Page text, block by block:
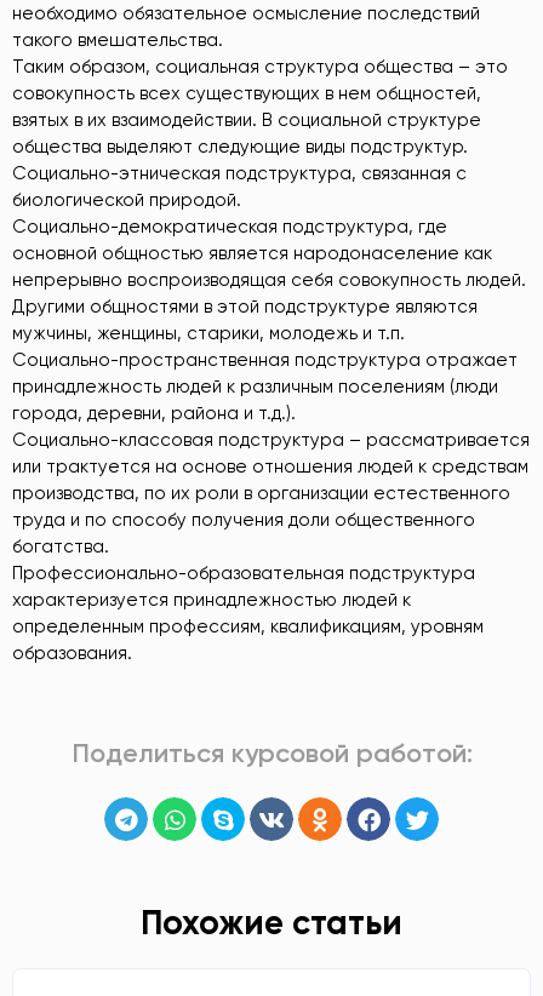
необходимо обязательное осмысление последствий
такого вмешательства.
Таким образом, социальная структура общества – это
совокупность всех существующих в нем общностей,
взятых в их взаимодействии. В социальной структуре
общества выделяют следующие виды подструктур.
Социально-этническая подструктура, связанная с
биологической природой.
Социально-демократическая подструктура, где
основной общностью является народонаселение как
непрерывно воспроизводящая себя совокупность людей.
Другими общностями в этой подструктуре являются
мужчины, женщины, старики, молодежь и т.п.
Социально-пространственная подструктура отражает
принадлежность людей к различным поселениям (люди
города, деревни, района и т.д.).
Социально-классовая подструктура – рассматривается
или трактуется на основе отношения людей к средствам
производства, по их роли в организации естественного
труда и по способу получения доли общественного
богатства.
Профессионально-образовательная подструктура
характеризуется принадлежностью людей к
определенным профессиям, квалификациям, уровням
образования.
Поделиться курсовой работой:
Похожие статьи